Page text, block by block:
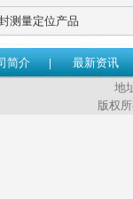
测量定位产品
简介 最新资讯
地
版权